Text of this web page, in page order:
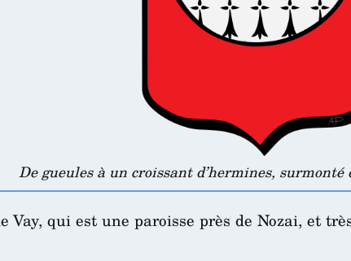
De gueules à un croissant d’hermines, surmonté
Vay, qui est une paroisse près de Nozai, et